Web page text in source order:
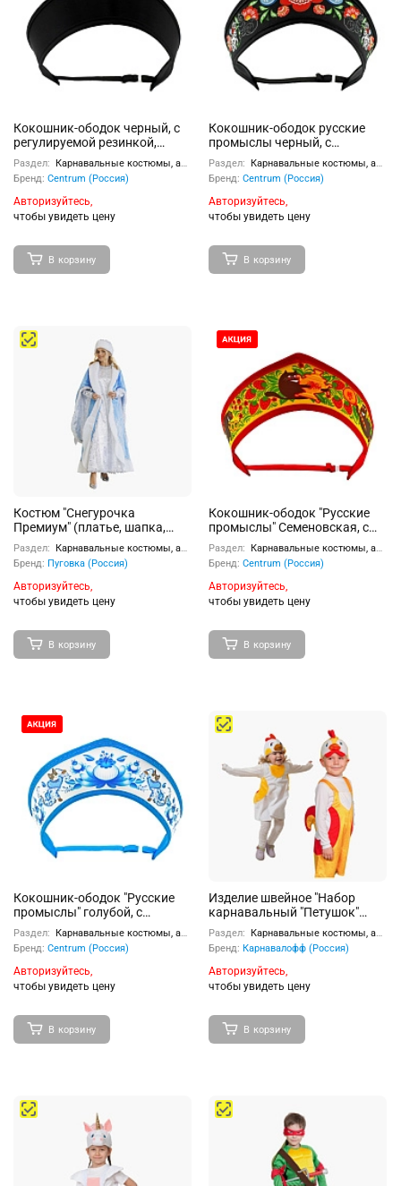
Кокошник-ободок черный, с
регулируемой резинкой,
размер – универсальный,
материал – полиэстер,
Раздел:
Карнавальные костюмы, аксессуары
Бренд: Centrum (Россия)
Авторизуйтесь,
чтобы увидеть цену
В корзину
Кокошник-ободок русские
промыслы черный, с
регулируемой резинкой,
размер – универсальный,
материал – полиэстер,
пластиковая вставка,
полноцветная печать
Раздел:
Карнавальные костюмы, аксессуары
Бренд: Centrum (Россия)
Авторизуйтесь,
чтобы увидеть цену
В корзину
Костюм "Снегурочка
Премиум" (платье, шапка,
шуба, подъюбник) р. 164-48
Раздел:
Карнавальные костюмы, аксессуары
Бренд: Пуговка (Россия)
Авторизуйтесь,
чтобы увидеть цену
В корзину
Кокошник-ободок "Русские
промыслы" Семеновская, с
регулируемой резинкой,
универсальный, полиэстер
Раздел:
Карнавальные костюмы, аксессуары
Бренд: Centrum (Россия)
Авторизуйтесь,
чтобы увидеть цену
В корзину
Кокошник-ободок "Русские
промыслы" голубой, с
регулируемой резинкой,
универсальный, полиэстер
Раздел:
Карнавальные костюмы, аксессуары
Бренд: Centrum (Россия)
Авторизуйтесь,
чтобы увидеть цену
В корзину
Изделие швейное "Набор
карнавальный "Петушок"
плюш (6-9 лет, рост 122-134
см)
Раздел:
Карнавальные костюмы, аксессуары
Бренд: Карнавалофф (Россия)
Авторизуйтесь,
чтобы увидеть цену
В корзину